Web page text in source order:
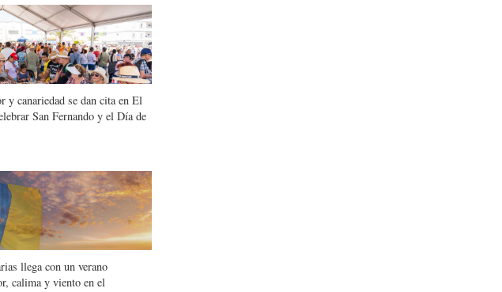
y canariedad se dan cita en El
San Fernando y el Día de
llega con un verano
calima y viento en el